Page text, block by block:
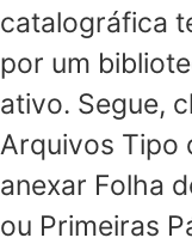
catalográfica
por um
ativo. Segue,
Arquivos Tipo
anexar Folha
ou Primeiras